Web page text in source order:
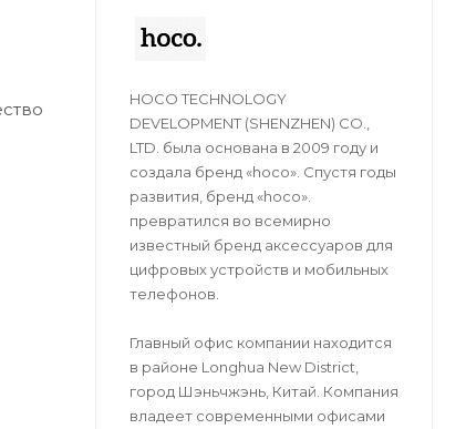
HOCO TECHNOLOGY
DEVELOPMENT (SHENZHEN) CO.,
LTD. была основана в 2009 году и
создала бренд «hoco». Спустя годы
развития, бренд «hoco».
превратился во всемирно
известный бренд аксессуаров для
цифровых устройств и мобильных
телефонов.
Главный офис компании находится
в районе Longhua New District,
город Шэньчжэнь, Китай. Компания
владеет современными офисами